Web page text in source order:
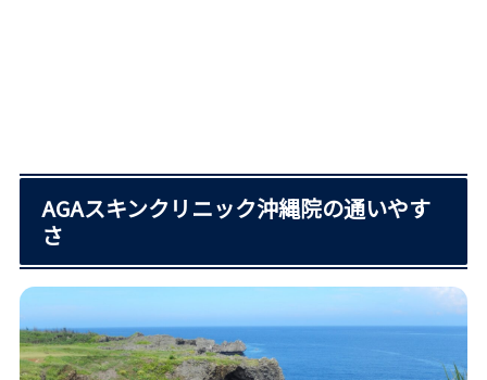
AGAスキンクリニック沖縄院の通いやす
さ